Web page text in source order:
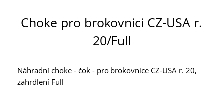
Choke pro brokovnici CZ-USA r.
20/Full
Náhradní choke - čok - pro brokovnice CZ-USA r. 20,
zahrdlení Full